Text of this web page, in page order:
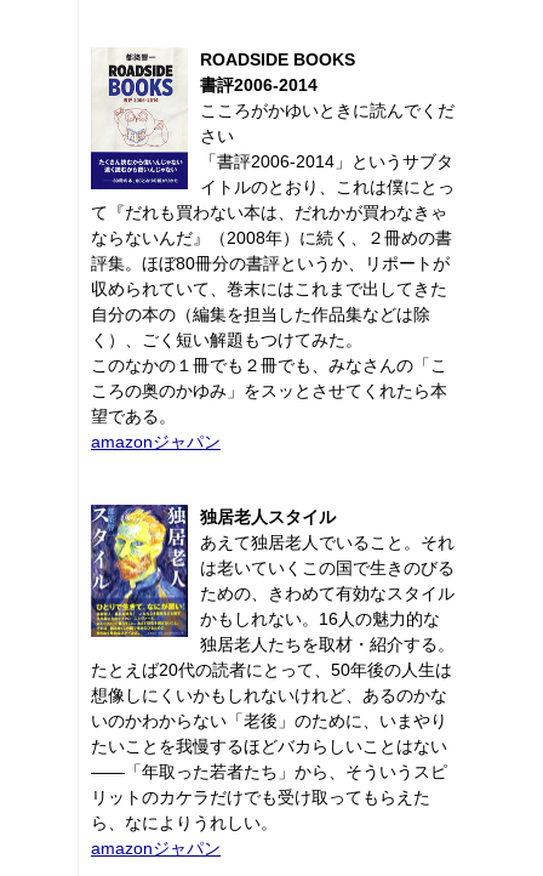
ROADSIDE BOOKS
書評2006-2014
こころがかゆいときに読んでくだ
さい
「書評2006-2014」というサブタ
イトルのとおり、これは僕にとっ
て『だれも買わない本は、だれかが買わなきゃ
ならないんだ』（2008年）に続く、２冊めの書
評集。ほぼ80冊分の書評というか、リポートが
収められていて、巻末にはこれまで出してきた
自分の本の（編集を担当した作品集などは除
く）、ごく短い解題もつけてみた。
このなかの１冊でも２冊でも、みなさんの「こ
ころの奥のかゆみ」をスッとさせてくれたら本
望である。
amazonジャパン
独居老人スタイル
あえて独居老人でいること。それ
は老いていくこの国で生きのびる
ための、きわめて有効なスタイル
かもしれない。16人の魅力的な
独居老人たちを取材・紹介する。
たとえば20代の読者にとって、50年後の人生は
想像しにくいかもしれないけれど、あるのかな
いのかわからない「老後」のために、いまやり
たいことを我慢するほどバカらしいことはない
――「年取った若者たち」から、そういうスピ
リットのカケラだけでも受け取ってもらえた
ら、なによりうれしい。
amazonジャパン